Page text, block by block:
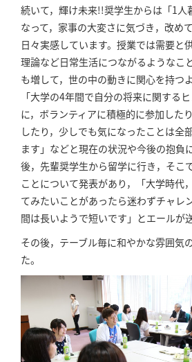
続いて，輝け未来!!奨学生からは「1人
なって，家事の大変さに気づき，改め
日々実感しています。授業では需要と
理論など日常生活につながるようなこ
も増して，世の中の動きに関心を持つ
「大学の4年間で自分の将来に関する
に，ボランティアに積極的に参加した
したり，少しでも気になったことは全
ます」などと現在の状況や今後の抱負
後，先輩奨学生から留学に行き，そこ
ことについて発表があり，「大学時代
てみたいことがあったら迷わずチャレ
間は長いようで短いです」とエールが
その後，テーブル毎に和やかな雰囲気
た。